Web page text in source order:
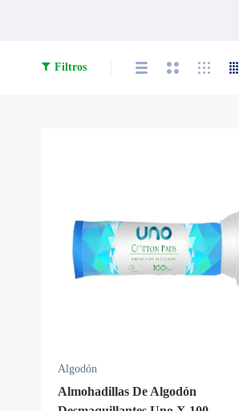
Filtros
Algodón
Almohadillas De Algodón